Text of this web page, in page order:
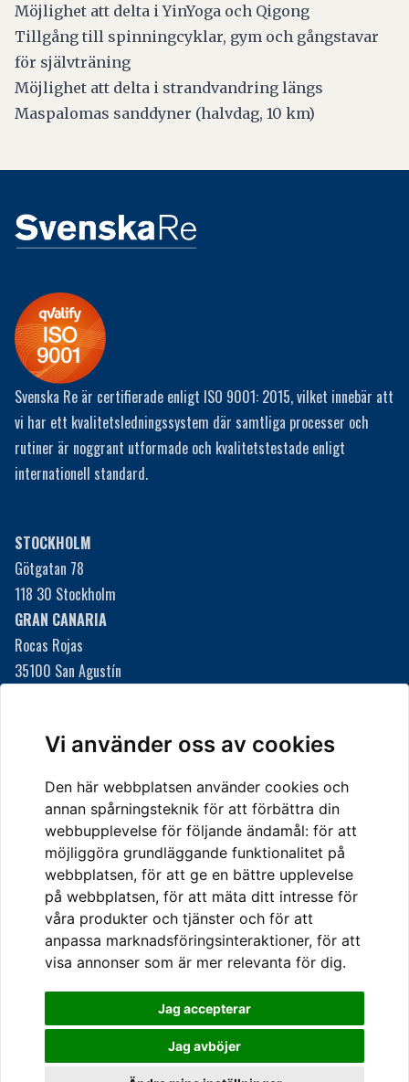
Vi använder oss av cookies
Den här webbplatsen använder cookies och
annan spårningsteknik för att förbättra din
webbupplevelse för följande ändamål: för att
möjliggöra grundläggande funktionalitet på
webbplatsen, för att ge en bättre upplevelse
på webbplatsen, för att mäta ditt intresse för
våra produkter och tjänster och för att
anpassa marknadsföringsinteraktioner, för att
visa annonser som är mer relevanta för dig.
Jag accepterar
Jag avböjer
Möjlighet att delta i YinYoga och Qigong
Tillgång till spinningcyklar, gym och gångstavar
för självträning
Möjlighet att delta i strandvandring längs
Maspalomas sanddyner (halvdag, 10 km)
Svenska Re är certifierade enligt ISO 9001: 2015, vilket innebär att
vi har ett kvalitetsledningssystem där samtliga processer och
rutiner är noggrant utformade och kvalitetstestade enligt
internationell standard.
STOCKHOLM
Götgatan 78
118 30 Stockholm
GRAN CANARIA
Rocas Rojas
35100 San Agustín
KONTAKTA OSS
Telefon
08-20 55 10
E-post
info@svenska-re.se
Integritetspolicy
Uppdatera cookieinställningar